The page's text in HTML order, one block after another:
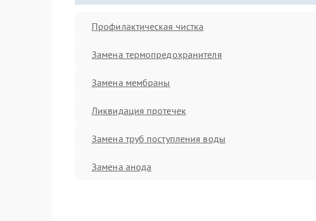
Профилактическая чистка
Замена термопредохранителя
Замена мембраны
Ликвидация протечек
Замена труб поступления воды
Замена анода